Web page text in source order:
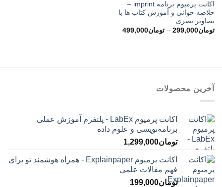
اکانت پرمیوم برنامه imprint –
خلاصه خوانی و آموزش کتاب ها با
تصاویر بصری
تومان299,000
– تومان499,000محدوده
آخرین محصولات
اکانت پرمیوم LabEx - پلتفرم آموزش عملی
برنامه‌نویسی و علوم داده
تومان1,299,000
اکانت پرمیوم Explainpaper - همراه هوشمند تو برای
فهم مقالات علمی
تومان199,000